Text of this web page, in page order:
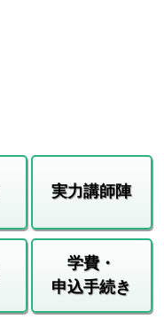
実力講師陣
学費・
申込手続き